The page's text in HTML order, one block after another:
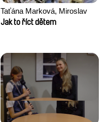
Taťána Marková, Miroslav
Trejtnar
Jak to říct dětem